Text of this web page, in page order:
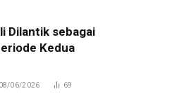
Dilantik sebagai
Kedua
08/06/2026 69